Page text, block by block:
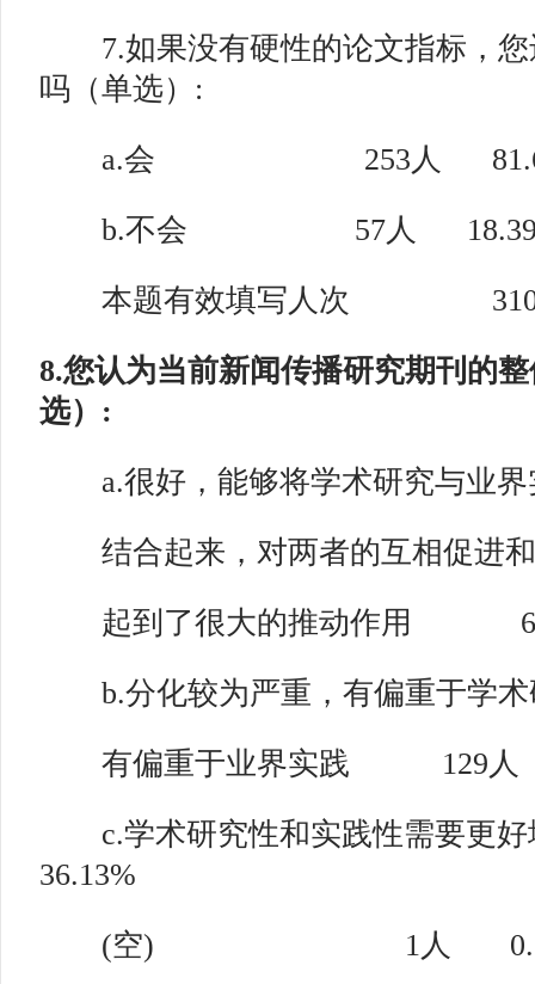
7.如果没有硬性的论文指标，您
吗（单选）:
a.会 253人
b.不会 57人
本题有效填写人次
8.您认为当前新闻传播研究期刊的
选）:
a.很好，能够将学术研究与业
结合起来，对两者的互相促进
起到了很大的推动作用
b.分化较为严重，有偏重于学术
有偏重于业界实践 129人
c.学术研究性和实践性需要更
36.13%
(空) 1人